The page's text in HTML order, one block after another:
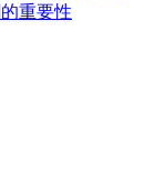
重要性